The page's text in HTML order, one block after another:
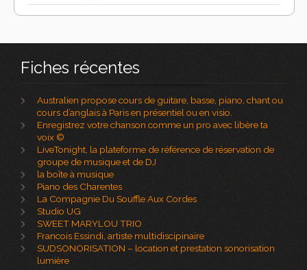
Fiches récentes
Australien propose cours de guitare, basse, piano, chant ou
cours d’anglais à Paris en présentiel ou en visio.
Enregistrez votre chanson comme un pro avec libère ta
voix ©
LiveTonight, la plateforme de référence de réservation de
groupe de musique et de DJ
la boîte à musique
Piano des Charentes
La Compagnie Du Souffle Aux Cordes
Studio UG
SWEET MARYLOU TRIO
Francois Essindi, artiste multidiscipinaire
SUDSONORISATION – location et prestation sonorisation
lumière